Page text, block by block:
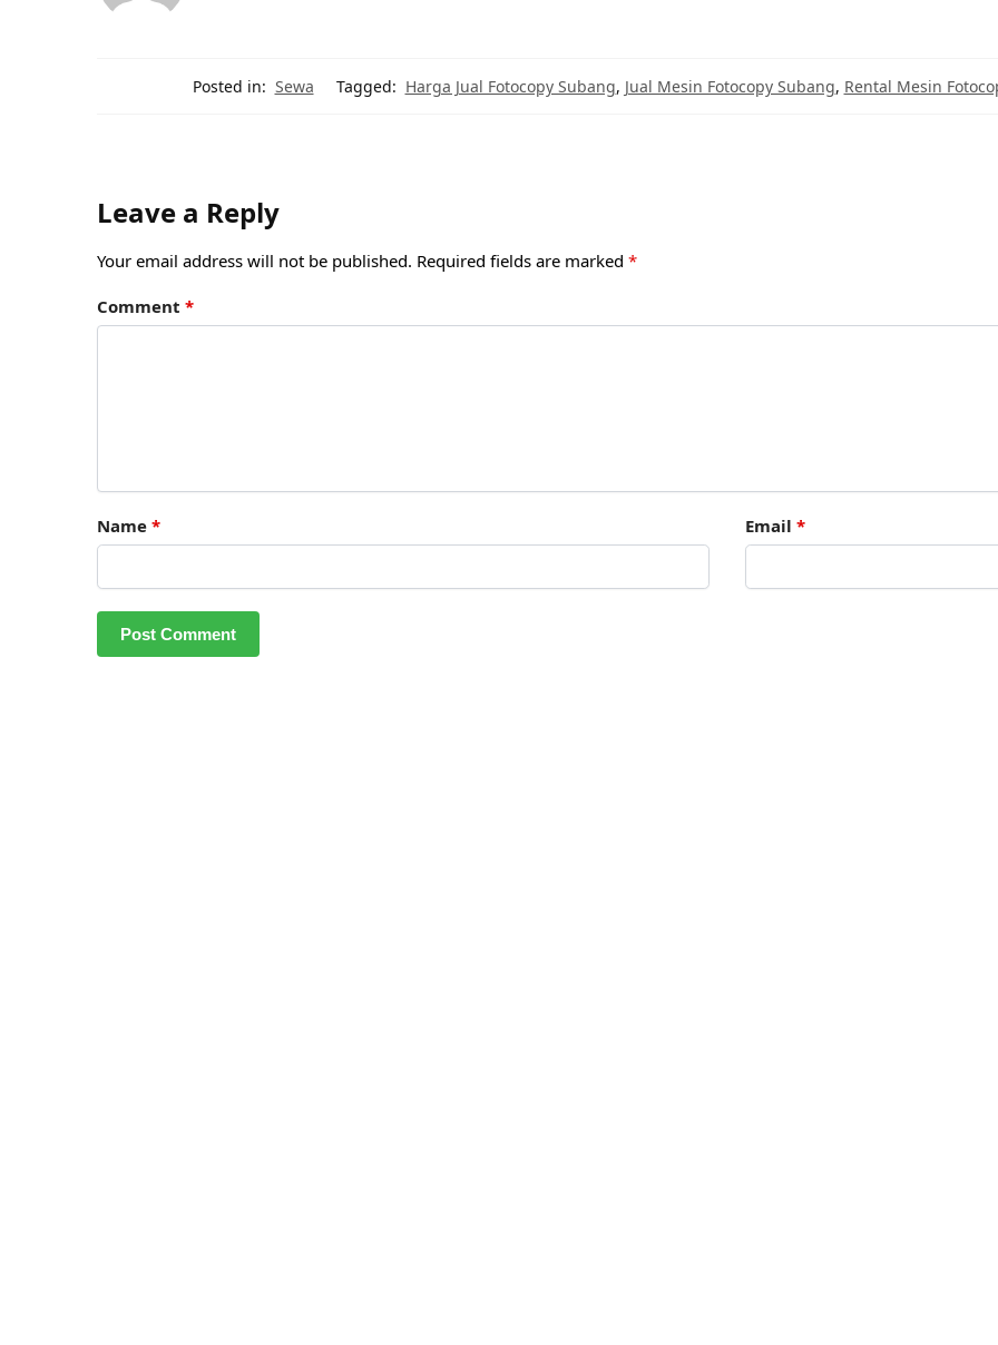
Posted in: Sewa Tagged: Harga Jual Fotocopy Subang, Jual Mesin Fotocopy Subang, Rental Mesin
Leave a Reply
Your email address will not be published. Required fields are marked *
Comment *
Name * Email *